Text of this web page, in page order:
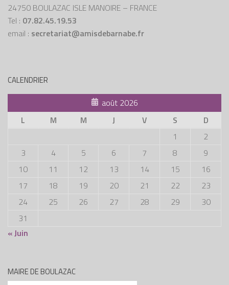
24750 BOULAZAC ISLE MANOIRE – FRANCE
Tel : 07.82.45.19.53
email : secretariat@amisdebarnabe.fr
CALENDRIER
août 2026
L
M M J V S
D
1
2
3
4 5 6 7 8
9
10
11 12 13 14 15
16
17
18 19 20 21 22
23
24
25 26 27 28 29
30
31
« Juin
MAIRE DE BOULAZAC